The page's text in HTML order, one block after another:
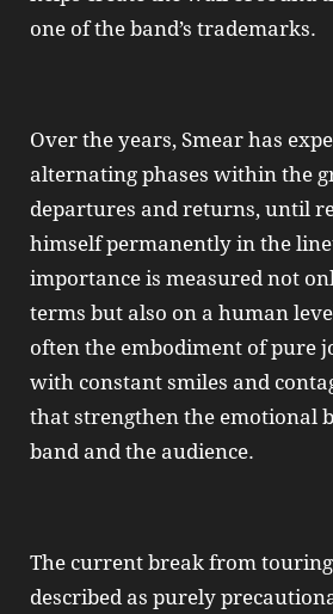
one of the band’s trademarks.
Over the years, Smear has
alternating phases within the
departures and returns, until
himself permanently in the
importance is measured not
terms but also on a human
often the embodiment of pure
with constant smiles and
that strengthen the emotional
band and the audience.
The current break from touring
described as purely